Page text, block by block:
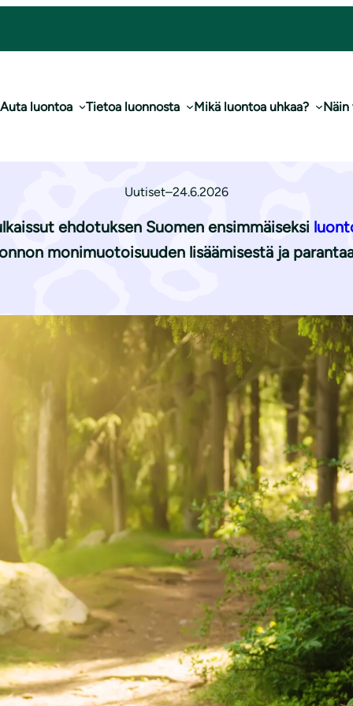
Auta luontoa Tietoa luonnosta Mikä luontoa uhkaa?
vahva luontolaki
Uutiset–24.6.2026
ehdotuksen Suomen ensimmäiseksi
monimuotoisuuden lisäämisestä ja
myös niin sanottua arkiluontoa – jokapäiväistä
asetetaan tavoitevuosi luontokadon
avulla ihmistoiminta käännetään luonnon